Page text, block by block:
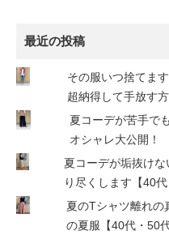
最近の投稿
その服いつ捨てま
超納得して手放す
夏コーデが苦手で
オシャレ大公開！
夏コーデが垢抜け
り尽くします【40代
夏のTシャツ離れの
の夏服【40代・50代